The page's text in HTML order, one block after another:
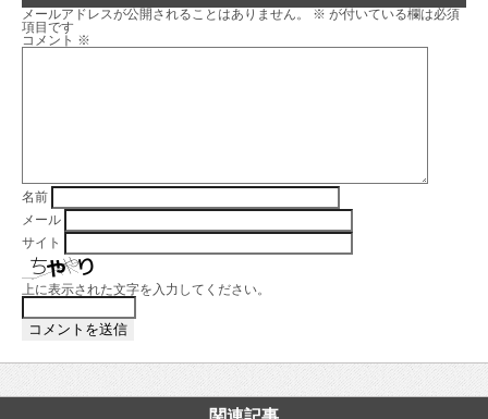
メールアドレスが公開されることはありません。 ※ が付いている欄は必須
項目です
コメント ※
名前
メール
サイト
上に表示された文字を入力してください。